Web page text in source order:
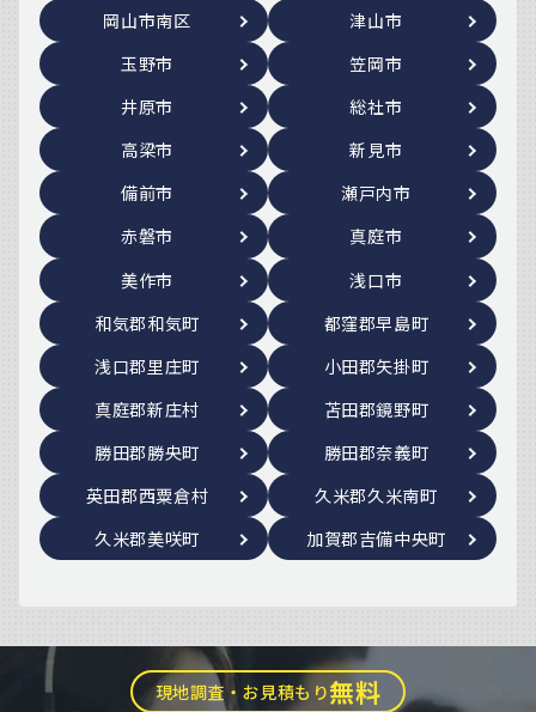
岡山市南区
津山市
玉野市
笠岡市
井原市
総社市
高梁市
新見市
備前市
瀬戸内市
赤磐市
真庭市
美作市
浅口市
和気郡和気町
都窪郡早島町
浅口郡里庄町
小田郡矢掛町
真庭郡新庄村
苫田郡鏡野町
勝田郡勝央町
勝田郡奈義町
英田郡西粟倉村
久米郡久米南町
久米郡美咲町
加賀郡吉備中央町
現地調査・お見積もり無料